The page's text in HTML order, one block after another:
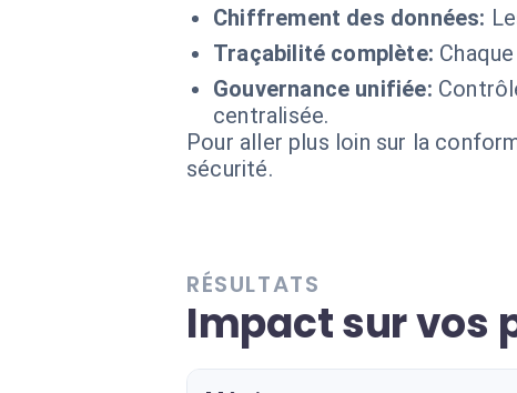
Chiffrement des données:
Traçabilité complète:
Gouvernance unifiée:
centralisée.
Pour aller plus loin sur la
sécurité.
RÉSULTATS
Impact sur vos